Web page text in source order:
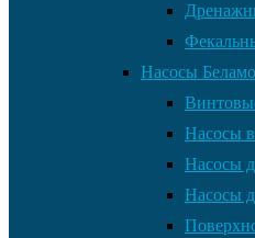
Насосы
Насосы
Насосы
Насосы